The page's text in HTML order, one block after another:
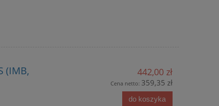
(IMB, 442,00 zł
Cena netto: 359,35 zł
do koszyka